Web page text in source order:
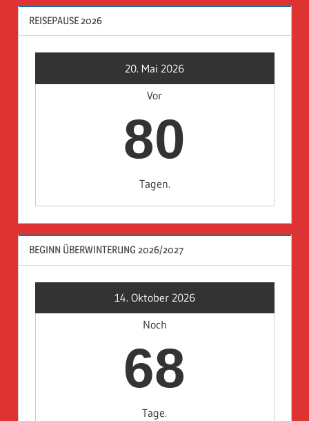
REISEPAUSE 2026
20. Mai 2026
Vor
80
Tagen.
BEGINN ÜBERWINTERUNG 2026/2027
14. Oktober 2026
Noch
68
Tage.